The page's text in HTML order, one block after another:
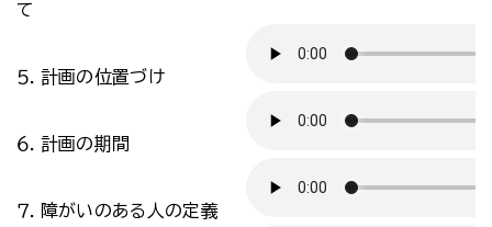
て
５．計画の位置づけ
６．計画の期間
７．障がいのある人の定義